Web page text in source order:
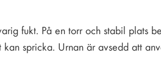
fukt. På en torr och stabil plats
spricka. Urnan är avsedd att